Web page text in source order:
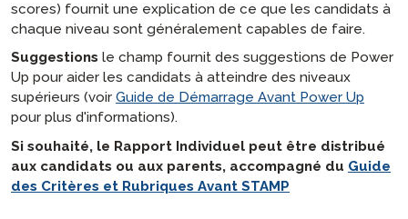
scores) fournit une explication de ce que les candidats à
chaque niveau sont généralement capables de faire.
Suggestions le champ fournit des suggestions de Power
Up pour aider les candidats à atteindre des niveaux
supérieurs (voir Guide de Démarrage Avant Power Up
pour plus d'informations).
Si souhaité, le Rapport Individuel peut être distribué
aux candidats ou aux parents, accompagné du Guide
des Critères et Rubriques Avant STAMP